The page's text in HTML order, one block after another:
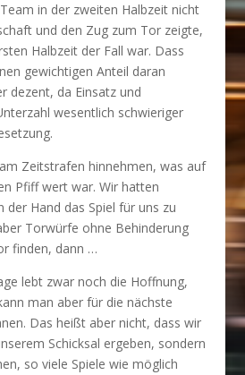
in der zweiten Halbzeit nicht
und den Zug zum Tor zeigte,
Halbzeit der Fall war. Dass
gewichtigen Anteil daran
dezent, da Einsatz und
wesentlich schwieriger
Zeitstrafen hinnehmen, was auf
Pfiff wert war. Wir hatten
Hand das Spiel für uns zu
Torwürfe ohne Behinderung
finden, dann …
lebt zwar noch die Hoffnung,
man aber für die nächste
Das heißt aber nicht, dass wir
Schicksal ergeben, sondern
so viele Spiele wie möglich